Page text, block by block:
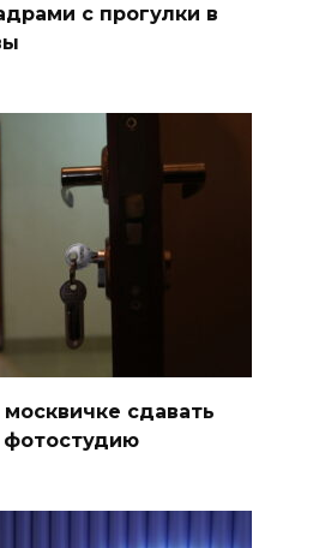
с прогулки в
сдавать
фотостудию